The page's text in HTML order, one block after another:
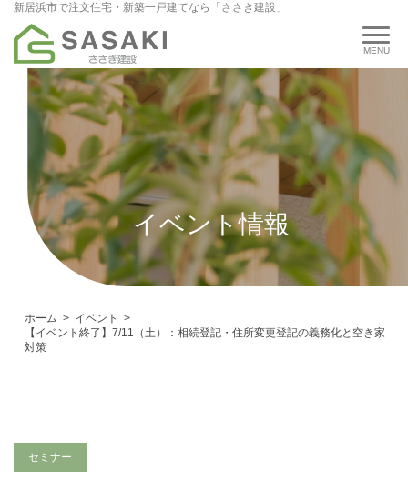
新居浜市で注文住宅・新築一戸建てなら「ささき建設」
イベント情報
ホーム
イベント
【イベント終了】7/11（土）：相続登記・住所変更登記の義務化と空き家
対策
セミナー